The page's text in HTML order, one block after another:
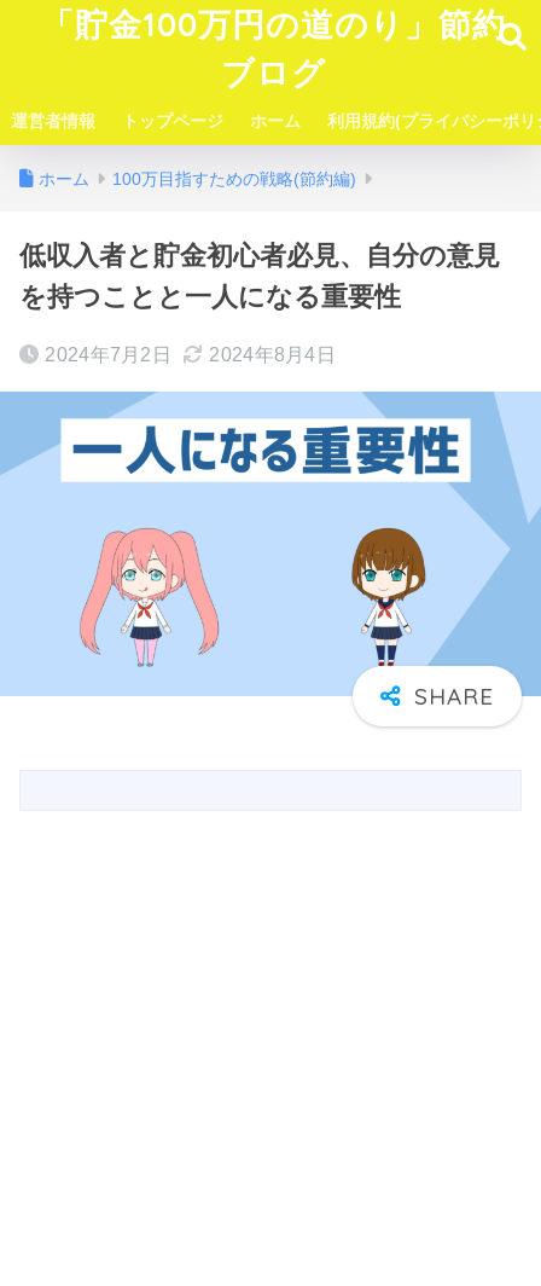
「貯金100万円の道のり」節約
ブログ
運営者情報 トップページ ホーム 利用規約(プライバシーポリ
ホーム 100万目指すための戦略(節約編)
低収入者と貯金初心者必見、自分の意見
を持つことと一人になる重要性
2024年7月2日 2024年8月4日